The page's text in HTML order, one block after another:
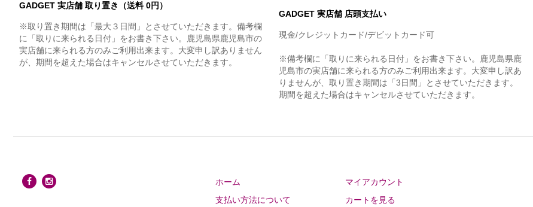
GADGET 実店舗 取り置き（送料 0円）
※取り置き期間は「最大３日間」とさせていただきます。備考欄
に「取りに来られる日付」をお書き下さい。鹿児島県鹿児島市の
実店舗に来られる方のみご利用出来ます。大変申し訳ありません
が、期間を超えた場合はキャンセルさせていただきます。
GADGET 実店舗 店頭支払い
現金/クレジットカード/デビットカード可
※備考欄に「取りに来られる日付」をお書き下さい。鹿児島県鹿
児島市の実店舗に来られる方のみご利用出来ます。大変申し訳あ
りませんが、取り置き期間は「3日間」とさせていただきます。
期間を超えた場合はキャンセルさせていただきます。
ホーム
支払い方法について
マイアカウント
カートを見る